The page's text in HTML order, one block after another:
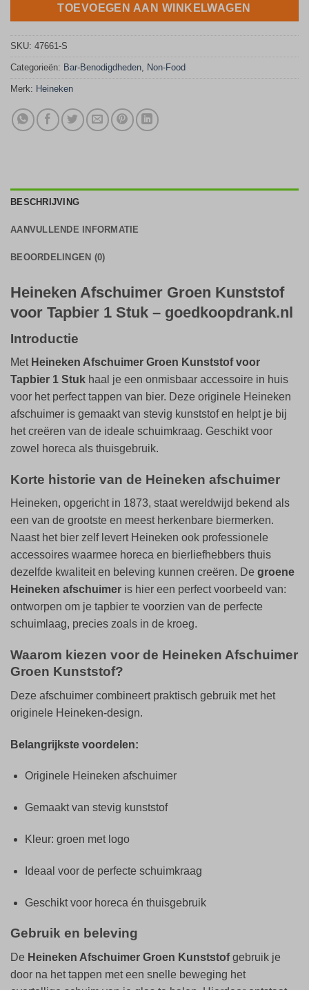
TOEVOEGEN AAN WINKELWAGEN
SKU: 47661-S
Categorieën: Bar-Benodigdheden, Non-Food
Merk: Heineken
BESCHRIJVING
AANVULLENDE INFORMATIE
BEOORDELINGEN (0)
Heineken Afschuimer Groen Kunststof
voor Tapbier 1 Stuk – goedkoopdrank.nl
Introductie
Met Heineken Afschuimer Groen Kunststof voor
Tapbier 1 Stuk haal je een onmisbaar accessoire in huis
voor het perfect tappen van bier. Deze originele Heineken
afschuimer is gemaakt van stevig kunststof en helpt je bij
het creëren van de ideale schuimkraag. Geschikt voor
zowel horeca als thuisgebruik.
Korte historie van de Heineken afschuimer
Heineken, opgericht in 1873, staat wereldwijd bekend als
een van de grootste en meest herkenbare biermerken.
Naast het bier zelf levert Heineken ook professionele
accessoires waarmee horeca en bierliefhebbers thuis
dezelfde kwaliteit en beleving kunnen creëren. De groene
Heineken afschuimer is hier een perfect voorbeeld van:
ontworpen om je tapbier te voorzien van de perfecte
schuimlaag, precies zoals in de kroeg.
Waarom kiezen voor de Heineken Afschuimer
Groen Kunststof?
Deze afschuimer combineert praktisch gebruik met het
originele Heineken-design.
Belangrijkste voordelen:
Originele Heineken afschuimer
Gemaakt van stevig kunststof
Kleur: groen met logo
Ideaal voor de perfecte schuimkraag
Geschikt voor horeca én thuisgebruik
Gebruik en beleving
De Heineken Afschuimer Groen Kunststofgebruik je
door na het tappen met een snelle beweging het